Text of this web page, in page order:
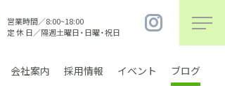
営業時間／8:00~18:00
定 休 日／隔週土曜日・日曜・祝日
会社案内 採用情報 イベント ブログ